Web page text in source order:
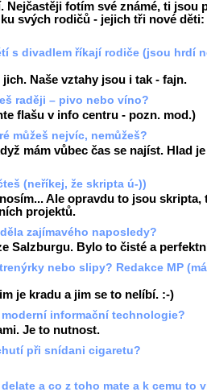
Nejčastěji fotím své známé, ti jsou
svých rodičů - jejich tři nové děti:
s divadlem říkají rodiče (jsou hrdí
Naše vztahy jsou i tak - fajn.
raději – pivo nebo víno?
flašu v info centru - pozn. mod.)
můžeš nejvíc, nemůžeš?
mám vůbec čas se najíst. Hlad je
(neříkej, že skripta ú-))
Ale opravdu to jsou skripta,
projektů.
zajímavého naposledy?
Salzburgu. Bylo to čisté a
nebo slipy? Redakce MP
je kradu a jim se to nelíbí. :-)
informační technologie?
Je to nutnost.
při snídani cigaretu?
a co z toho mate a k cemu to